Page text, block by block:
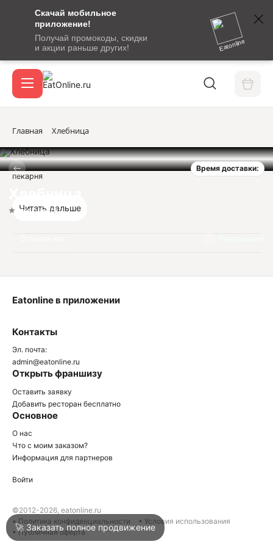
Скачай мобильное
приложение!
Получай промокоды, скидки
и акции раньше других!
Eatonline
сообщение
кодом
подтверждения
Вход / регистрация
Акции
Войти
Написать в техподдержку
Главная Хлебница
Время доставки:
Нет оценок
пекарня
Читать дальше
Контакты
Эл. почта:
admin@eatonline.ru
Открыть франшизу
Оставить заявку
Добавить ресторан бесплатно
Основное
О нас
Что с моим заказом?
Информация для партнеров
Eatonline в приложении
Войти
©2012-2026, eatonline.ru
• Политика конфиденциальности
• Условия использования
• Публичная оферта
🚀 Заказать полное продвижение